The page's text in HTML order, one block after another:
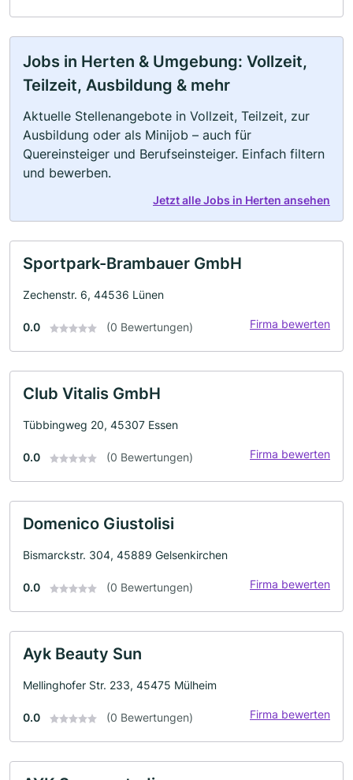
Jobs in Herten & Umgebung: Vollzeit,
Teilzeit, Ausbildung & mehr
Aktuelle Stellenangebote in Vollzeit, Teilzeit, zur
Ausbildung oder als Minijob – auch für
Quereinsteiger und Berufseinsteiger. Einfach filtern
und bewerben.
Jetzt alle Jobs in Herten ansehen
Sportpark-Brambauer GmbH
Zechenstr. 6, 44536 Lünen
0.0 (0 Bewertungen) Firma bewerten
Club Vitalis GmbH
Tübbingweg 20, 45307 Essen
0.0 (0 Bewertungen) Firma bewerten
Domenico Giustolisi
Bismarckstr. 304, 45889 Gelsenkirchen
0.0 (0 Bewertungen) Firma bewerten
Ayk Beauty Sun
Mellinghofer Str. 233, 45475 Mülheim
0.0 (0 Bewertungen) Firma bewerten